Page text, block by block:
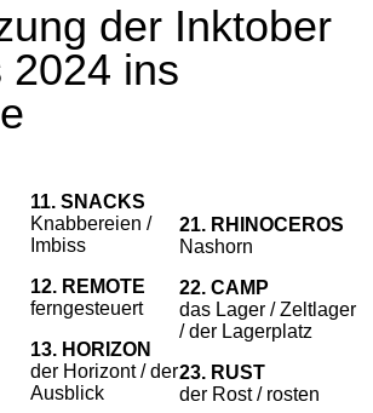
der Inktober
2024 ins
11. SNACKS
Knabbereien /
Imbiss
12. REMOTE
ferngesteuert
13. HORIZON
der Horizont / der
Ausblick
21. RHINOCEROS
Nashorn
22. CAMP
das Lager / Zeltlager
/ der Lagerplatz
23. RUST
der Rost / rosten